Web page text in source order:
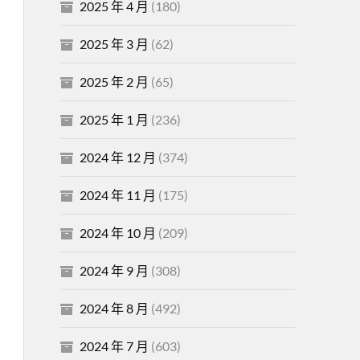
2025 年 4 月 (180)
2025 年 3 月 (62)
2025 年 2 月 (65)
2025 年 1 月 (236)
2024 年 12 月 (374)
2024 年 11 月 (175)
2024 年 10 月 (209)
2024 年 9 月 (308)
2024 年 8 月 (492)
2024 年 7 月 (603)